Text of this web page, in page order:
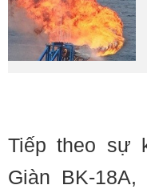
Tiếp theo sự
Giàn BK-18A,